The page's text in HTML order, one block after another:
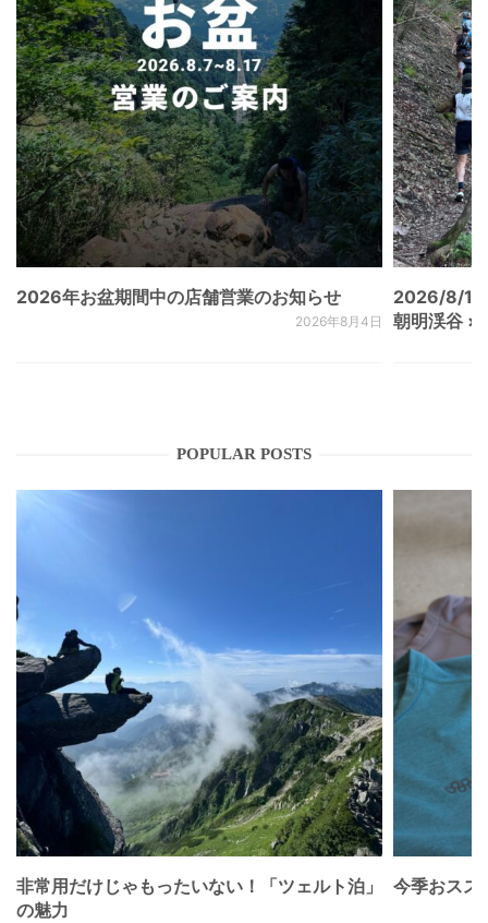
2026年お盆期間中の店舗営業のお知らせ
2026年8月4日
2026/8/
朝明渓谷 ×
POPULAR POSTS
非常用だけじゃもったいない！「ツェルト泊」
の魅力
今季おスス